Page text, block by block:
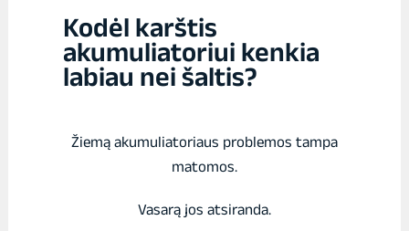
Kodėl karštis
akumuliatoriui kenkia
labiau nei šaltis?
Žiemą akumuliatoriaus problemos tampa
matomos.
Vasarą jos atsiranda.